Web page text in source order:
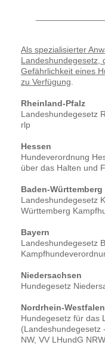
Als spezialisierter
Landeshundegesetz,
Gefährlichkeit eines
zu Verfügung
Rheinland-Pfalz
Landeshundegesetz
rlp
Hessen
Hundeverordnung
über das Halten und
Baden-Württemberg
Landeshundegesetz
Württemberg
Bayern
Landeshundegesetz
Niedersachsen
Hundegesetz
Nordrhein-Westfalen
Hundegesetz für das
(Landeshundegesetz
NW, VV LHundG